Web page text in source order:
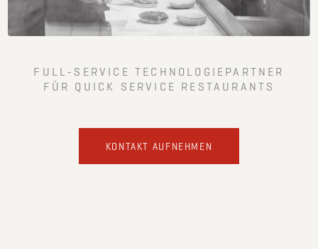
FULL-SERVICE TECHNOLOGIEPARTNER
FÜR QUICK SERVICE RESTAURANTS
KONTAKT AUFNEHMEN